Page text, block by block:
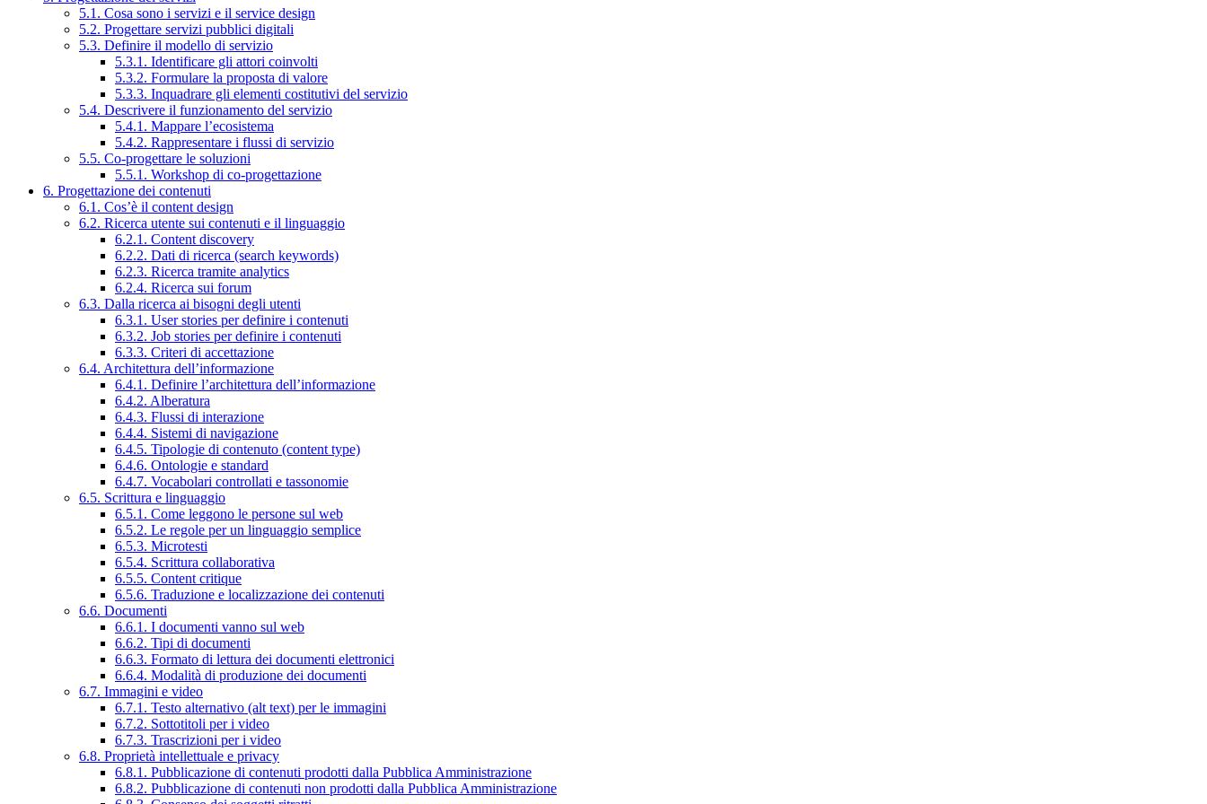
5.1. Cosa sono i servizi e il service design
5.2. Progettare servizi pubblici digitali
5.3. Definire il modello di servizio
5.3.1. Identificare gli attori coinvolti
5.3.2. Formulare la proposta di valore
5.3.3. Inquadrare gli elementi costitutivi del servizio
5.4. Descrivere il funzionamento del servizio
5.4.1. Mappare l’ecosistema
5.4.2. Rappresentare i flussi di servizio
5.5. Co-progettare le soluzioni
5.5.1. Workshop di co-progettazione
6. Progettazione dei contenuti
6.1. Cos’è il content design
6.2. Ricerca utente sui contenuti e il linguaggio
6.2.1. Content discovery
6.2.2. Dati di ricerca (search keywords)
6.2.3. Ricerca tramite analytics
6.2.4. Ricerca sui forum
6.3. Dalla ricerca ai bisogni degli utenti
6.3.1. User stories per definire i contenuti
6.3.2. Job stories per definire i contenuti
6.3.3. Criteri di accettazione
6.4. Architettura dell’informazione
6.4.1. Definire l’architettura dell’informazione
6.4.2. Alberatura
6.4.3. Flussi di interazione
6.4.4. Sistemi di navigazione
6.4.5. Tipologie di contenuto (content type)
6.4.6. Ontologie e standard
6.4.7. Vocabolari controllati e tassonomie
6.5. Scrittura e linguaggio
6.5.1. Come leggono le persone sul web
6.5.2. Le regole per un linguaggio semplice
6.5.3. Microtesti
6.5.4. Scrittura collaborativa
6.5.5. Content critique
6.5.6. Traduzione e localizzazione dei contenuti
6.6. Documenti
6.6.1. I documenti vanno sul web
6.6.2. Tipi di documenti
6.6.3. Formato di lettura dei documenti elettronici
6.6.4. Modalità di produzione dei documenti
6.7. Immagini e video
6.7.1. Testo alternativo (alt text) per le immagini
6.7.2. Sottotitoli per i video
6.7.3. Trascrizioni per i video
6.8. Proprietà intellettuale e privacy
6.8.1. Pubblicazione di contenuti prodotti dalla Pubblica Amministrazione
6.8.2. Pubblicazione di contenuti non prodotti dalla Pubblica Amministrazione